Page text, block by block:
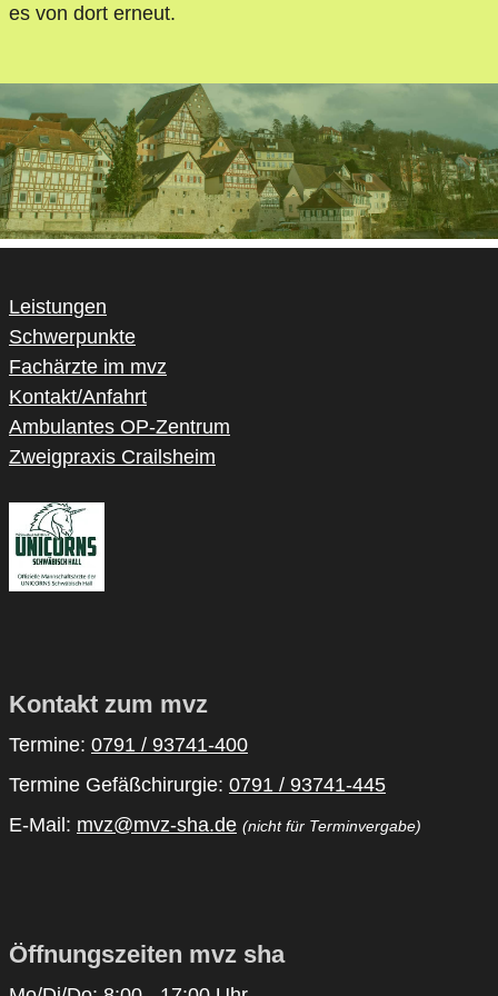
es von dort erneut.
Leistungen
Schwerpunkte
Fachärzte im mvz
Kontakt/Anfahrt
Ambulantes OP-Zentrum
Zweigpraxis Crailsheim
Kontakt zum mvz
Termine: 0791 / 93741-400
Termine Gefäßchirurgie: 0791 / 93741-445
E-Mail: mvz@mvz-sha.de (nicht für Terminvergabe)
Öffnungszeiten mvz sha